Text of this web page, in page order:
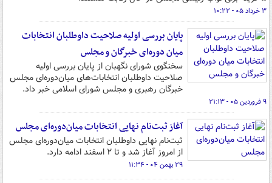
۳ خرداد ۰۵ - ۱۰:۲۲
پایان بررسی اولیه صلاحیت داوطلبان انتخابات
میان دوره‌ای خبرگان و مجلس
سخنگوی شورای نگهبان از پایان بررسی اولیه
صلاحیت‌ داوطلبان انتخابات‌های میان‌دوره‌ای مجلس
خبرگان رهبری و مجلس شورای اسلامی خبر داد.
۹ فروردین ۰۵ - ۲۱:۱۳
آغاز ثبت‌نام نهایی انتخابات میان‌دوره‌ای مجلس
ثبت‌نام نهایی داوطلبان انتخابات میان‌دوره‌ای مجلس
از امروز آغاز شد و تا ۲ اسفند ادامه دارد.
۲۹ بهمن ۰۴ - ۱۱:۳۴